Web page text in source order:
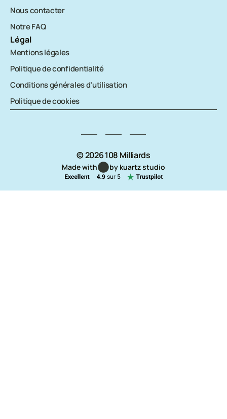
Nous contacter
Notre FAQ
Légal
Mentions légales
Politique de confidentialité
Conditions générales d’utilisation
Politique de cookies
© 2026 108 Milliards
Made with by kuartz studio